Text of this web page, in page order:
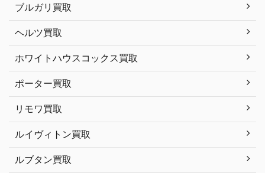
ブルガリ買取
ヘルツ買取
ホワイトハウスコックス買取
ポーター買取
リモワ買取
ルイヴィトン買取
ルブタン買取